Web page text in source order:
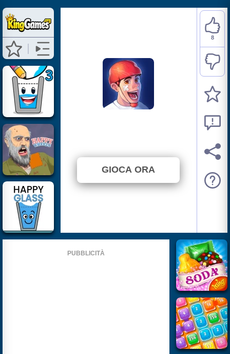
GIOCA ORA
8
PUBBLICITÀ